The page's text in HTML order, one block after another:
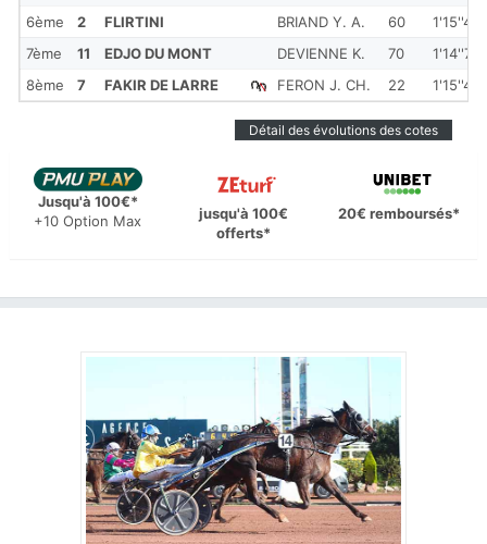
6ème
2 FLIRTINI BRIAND Y. A. 60
1'15''40
7ème
11 EDJO DU MONT DEVIENNE K. 70
1'14''70
8ème
7 FAKIR DE LARRE FERON J. CH. 22 1'15''40
Détail des évolutions des cotes
Jusqu'à 100€*
+10 Option Max
jusqu'à 100€
offerts*
20€ remboursés*